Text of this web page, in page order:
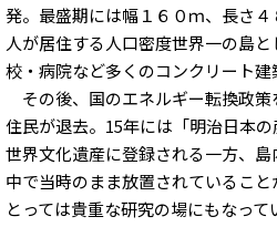
発。最盛期には幅１６０ｍ、長さ
人が居住する人口密度世界一の島
校・病院など多くのコンクリート建
その後、国のエネルギー転換政
住民が退去。15年には「明治日本
世界文化遺産に登録される一方、
中で当時のまま放置されているこ
とっては貴重な研究の場にもなって